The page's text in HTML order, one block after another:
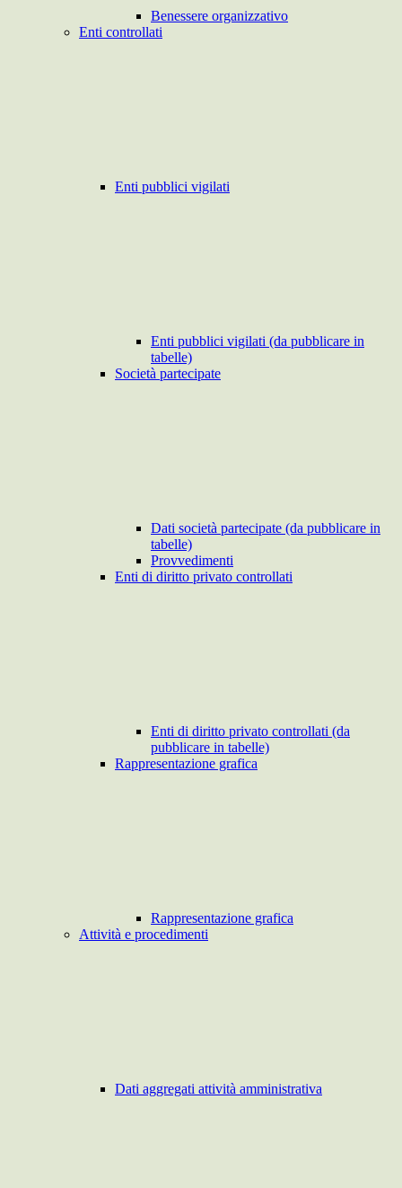
Benessere organizzativo
Enti controllati
Enti pubblici vigilati
Enti pubblici vigilati (da pubblicare in
tabelle)
Società partecipate
Dati società partecipate (da pubblicare in
tabelle)
Provvedimenti
Enti di diritto privato controllati
Enti di diritto privato controllati (da
pubblicare in tabelle)
Rappresentazione grafica
Rappresentazione grafica
Attività e procedimenti
Dati aggregati attività amministrativa